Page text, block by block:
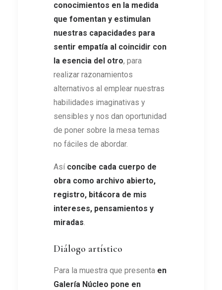
conocimientos en la medida
que fomentan y estimulan
nuestras capacidades para
sentir empatía al coincidir con
la esencia del otro, para
realizar razonamientos
alternativos al emplear nuestras
habilidades imaginativas y
sensibles y nos dan oportunidad
de poner sobre la mesa temas
no fáciles de abordar.
Así concibe cada cuerpo de
obra como archivo abierto,
registro, bitácora de mis
intereses, pensamientos y
miradas.
Diálogo artístico
Para la muestra que presenta en
Galería Núcleo pone en